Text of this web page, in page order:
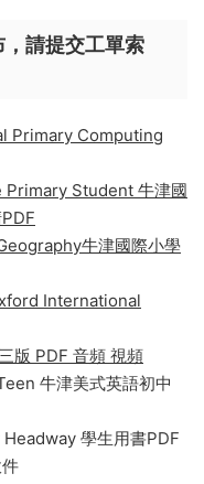
，請提交工單索
Primary Computing
Student 牛津國
牛津國際小學
International